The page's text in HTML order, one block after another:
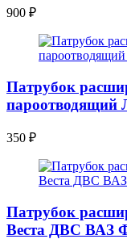
900 ₽
Патрубок
350 ₽
Патрубок
Веста ДВС ВАЗ